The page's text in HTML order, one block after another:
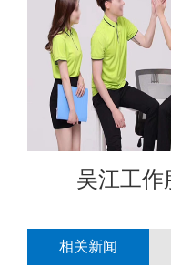
吴江工作
相关新闻